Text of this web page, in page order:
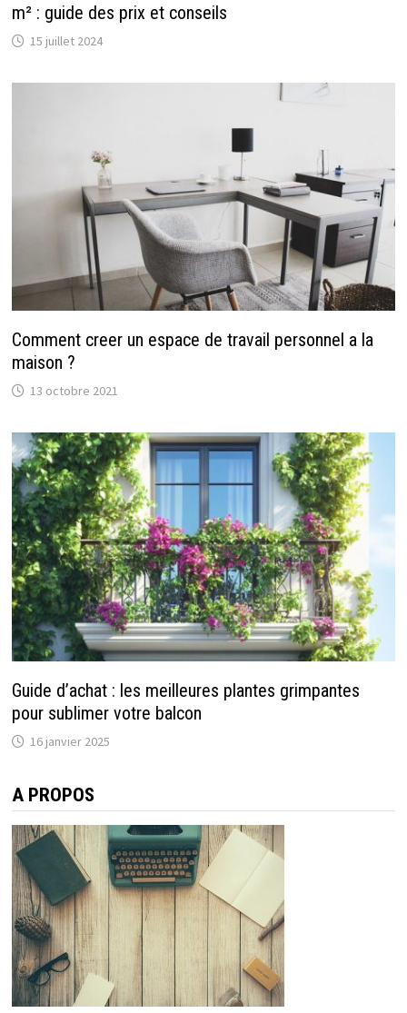
m² : guide des prix et conseils
15 juillet 2024
Comment creer un espace de travail personnel a la
maison ?
13 octobre 2021
Guide d’achat : les meilleures plantes grimpantes
pour sublimer votre balcon
16 janvier 2025
A PROPOS